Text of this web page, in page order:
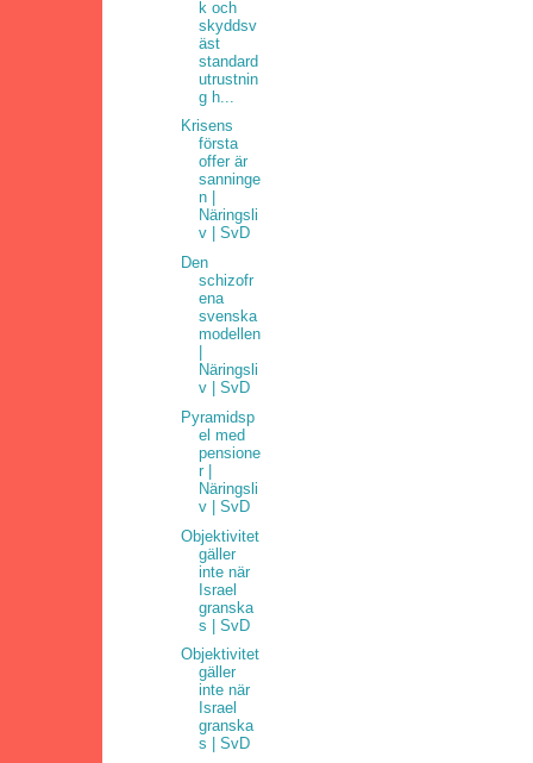
k och
skyddsv
äst
standard
utrustnin
g h...
Krisens
första
offer är
sanninge
n |
Näringsli
v | SvD
Den
schizofr
ena
svenska
modellen
Näringsli
v | SvD
Pyramidsp
el med
pensione
r |
Näringsli
v | SvD
Objektivitet
gäller
inte när
Israel
granska
s | SvD
Objektivitet
gäller
inte när
Israel
granska
s | SvD